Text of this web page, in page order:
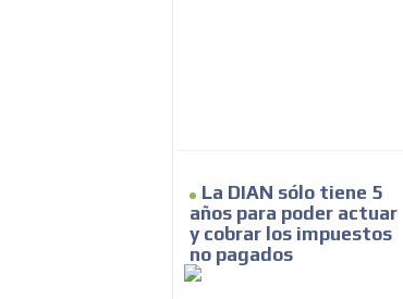
La DIAN sólo tiene 5
años para poder actuar
y cobrar los impuestos
no pagados